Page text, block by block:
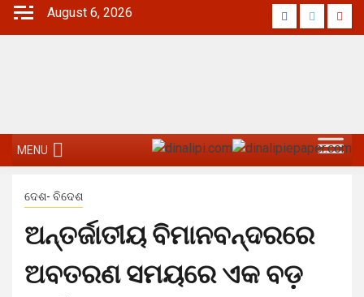
Skip
August 6, 2026 Facebook
Twitter
MENU
ଦେଶ- ବିଦେଶ
ଅନ୍ତର୍ଜାତୀୟ ବିମାନବନ୍ଦରରେ
ଅବତରଣ ସମୟରେ ଏକ ବଡ଼